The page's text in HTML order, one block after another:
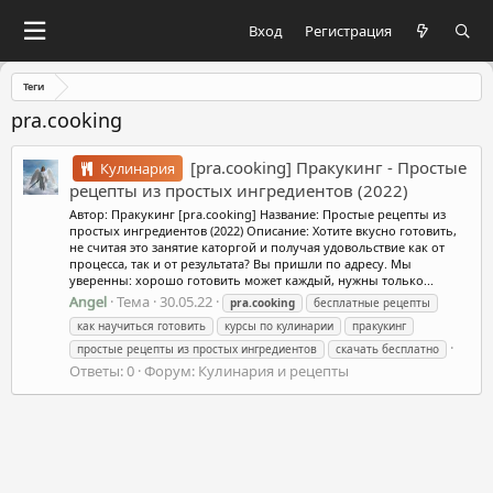
Вход Регистрация
Теги
pra.cooking
Кулинария
[pra.cooking] Пракукинг - Простые
рецепты из простых ингредиентов (2022)
Автор: Пракукинг [pra.cooking] Название: Простые рецепты из
простых ингредиентов (2022) Описание: Хотите вкусно готовить,
не считая это занятие каторгой и получая удовольствие как от
процесса, так и от результата? Вы пришли по адресу. Мы
уверенны: хорошо готовить может каждый, нужны только...
Angel Тема 30.05.22 pra.cooking
бесплатные рецепты
как научиться готовить
курсы по кулинарии
пракукинг
простые рецепты из простых ингредиентов
скачать бесплатно
Ответы: 0 Форум: Кулинария и рецепты